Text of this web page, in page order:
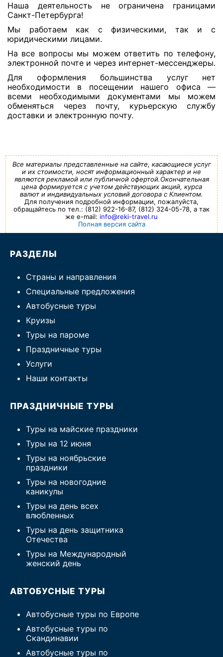
Наша деятельность не ограничена границами
Санкт-Петербурга!
Мы работаем как с физическими, так и с
юридическими лицами.
На все вопросы мы можем ответить по телефону,
электронной почте и через интернет-мессенджеры.
Для оформления большинства услуг нет
необходимости в посещении нашего офиса —
всеми необходимыми документами мы можем
обменяться через почту, курьерскую службу
доставки и электронную почту.
Все материалы представленные на сайте, касающиеся услуг
и их стоимости, носят информационный характер и не
являются рекламой или публичной офертой.Окончательная
цена формируется с учетом действующих акций, курса
валют и индивидуальных условий договора с Клиентом.
Для получения подробной информации, пожалуйста,
обращайтесь по тел.: (812) 922-16-87, (812) 324-05-78, а так
же e-mail: info@reki-travel.ru
Полная версия сайта
РАЗДЕЛЫ
Страны и направления
Специальные предложения
Автобусные туры
Круизы
Туры на пароме
Праздничные туры
Услуги
Наши контакты
ПРАЗДНИЧНЫЕ ТУРЫ
Туры на майские праздники
Туры на 12 июня
Туры на ноябрьские
праздники
Туры на новогодние
каникулы
Туры на день всех
влюбленных
Туры на день защитника
Отечества
Туры на Международный
женский день
АВТОБУСНЫЕ ТУРЫ
Автобусные туры по Европе
Автобусные туры по
Скандинавии
Автобусные туры по